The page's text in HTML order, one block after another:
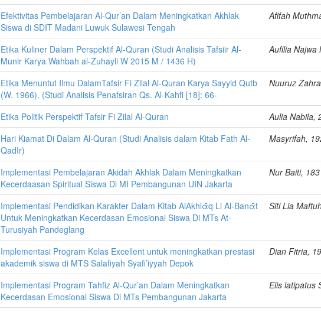
Efektivitas Pembelajaran Al-Qur’an Dalam Meningkatkan Akhlak
Siswa di SDIT Madani Luwuk Sulawesi Tengah
Afifah
Etika Kuliner Dalam Perspektif Al-Quran (Studi Analisis Tafsiir Al-
Munir Karya Wahbah al-Zuhayli W 2015 M / 1436 H)
Aufilia Najwa
Etika Menuntut Ilmu DalamTafsir Fi Zilal Al-Quran Karya Sayyid Qutb
(W. 1966). (Studi Analisis Penafsiran Qs. Al-Kahfi [18]: 66-
Nuuruz
Etika Politik Perspektif Tafsir Fi Zilal Al-Quran Aulia Nabila,
Hari Kiamat Di Dalam Al-Quran (Studi Analisis dalam Kitab Fath Al-
QadIr)
Masyrifah,
Implementasi Pembelajaran Akidah Akhlak Dalam Meningkatkan
Kecerdaasan Spiritual Siswa Di MI Pembangunan UIN Jakarta
Nur Baiti,
Implementasi Pendidikan Karakter Dalam Kitab AlAkhlᾱq Li Al-Banᾱt
Untuk Meningkatkan Kecerdasan Emosional Siswa Di MTs At-
Turusiyah Pandeglang
Siti Lia
Implementasi Program Kelas Excellent untuk meningkatkan prestasi
akademik siswa di MTS Salafiyah Syafi’iyyah Depok
Dian Fitria,
Implementasi Program Tahfiz Al-Qur’an Dalam Meningkatkan
Kecerdasan Emosional Siswa Di MTs Pembangunan Jakarta
Elis latipatus